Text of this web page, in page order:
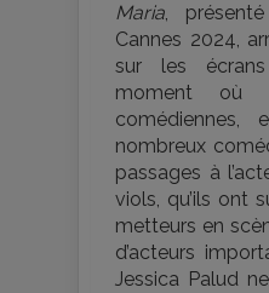
Maria,
Cannes 2024,
sur les
moment où
comédiennes,
nombreux
passages à
viols, qu’ils ont
metteurs en
d’acteurs
Jessica Palud